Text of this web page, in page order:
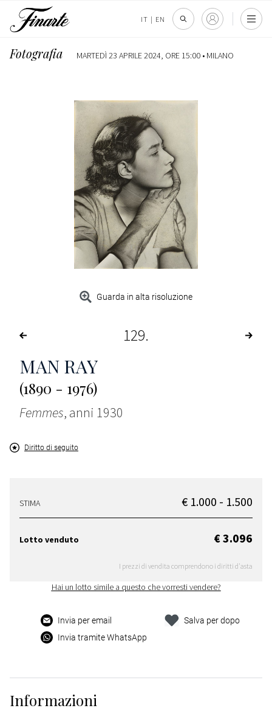
IT | EN
Fotografia MARTEDÌ 23 APRILE 2024, ORE 15:00 • MILANO
Guarda in alta risoluzione
129
MAN RAY
(1890 - 1976)
Femmes, anni 1930
Diritto di seguito
STIMA € 1.000 - 1.500
Lotto venduto € 3.096
I prezzi di vendita comprendono i diritti d'asta
Hai un lotto simile a questo che vorresti vendere?
Invia per email
Invia tramite WhatsApp
Salva per dopo
Informazioni